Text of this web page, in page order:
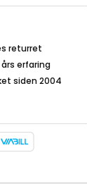
returret
erfaring
siden 2004